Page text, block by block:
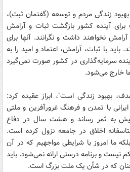
زندگی مردم و توسعه (گفتمان ثبت)،
آینده کشور بازگشت ثبات و آرامش
نخواهند داشت و نگرانند. آنها برای
با ثبات، آرامش، اعتماد و امید را به
سرمایه‌گذاری در کشور صورت نمی‌گیرد
خارج می‌شود.
بهبود زندگی است"، ابراز عقیده کرد:
با تمدن و فرهنگ غرورآفرین و ملتی
را 35 سال پیش به ثمر رساند و هشت سال در دفاع
اخلاق در جامعه‌ نزول کرده است.
ما امروز با شرایطی مواجهیم که در آن
نیست و برنامه درستی ارائه نمی‌شود. باید
که در شأن یک ملت بزرگ است.